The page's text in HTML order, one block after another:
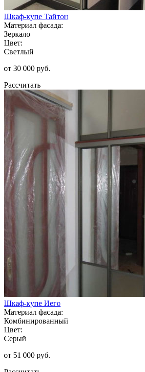
Шкаф-купе Тайтон
Материал фасада:
Зеркало
Цвет:
Светлый
от 30 000 руб.
Рассчитать
Шкаф-купе Иего
Материал фасада:
Комбинированный
Цвет:
Серый
от 51 000 руб.